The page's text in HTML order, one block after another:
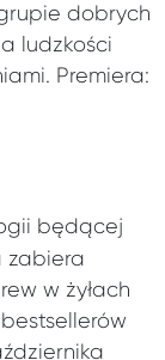
dobrych
ludzkości
Premiera:
będącej
zabiera
w żyłach